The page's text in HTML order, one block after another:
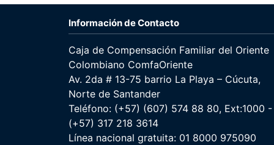
Información de Contacto
Caja de Compensación Familiar del Oriente
Colombiano ComfaOriente
Av. 2da # 13-75 barrio La Playa – Cúcuta,
Norte de Santander
Teléfono: (+57) (607) 574 88 80, Ext:1000 -
(+57) 317 218 3614
Línea nacional gratuita: 01 8000 975090